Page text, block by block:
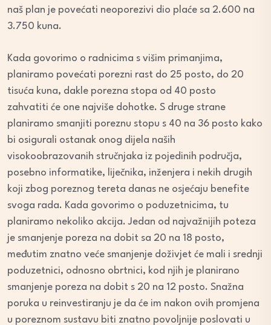
naš plan je povećati neoporezivi dio plaće sa 2.600 na
3.750 kuna.
Kada govorimo o radnicima s višim primanjima,
planiramo povećati porezni rast do 25 posto, do 20
tisuća kuna, dakle porezna stopa od 40 posto
zahvatiti će one najviše dohotke. S druge strane
planiramo smanjiti poreznu stopu s 40 na 36 posto kako
bi osigurali ostanak onog dijela naših
visokoobrazovanih stručnjaka iz pojedinih područja,
posebno informatike, liječnika, inženjera i nekih drugih
koji zbog poreznog tereta danas ne osjećaju benefite
svoga rada. Kada govorimo o poduzetnicima, tu
planiramo nekoliko akcija. Jedan od najvažnijih poteza
je smanjenje poreza na dobit sa 20 na 18 posto,
međutim znatno veće smanjenje doživjet će mali i srednji
poduzetnici, odnosno obrtnici, kod njih je planirano
smanjenje poreza na dobit s 20 na 12 posto. Snažna
poruka u reinvestiranju je da će im nakon ovih promjena
u poreznom sustavu biti znatno povoljnije poslovati u